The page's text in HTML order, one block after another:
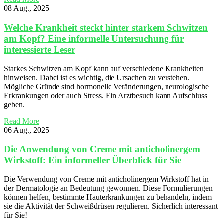
08 Aug., 2025
Welche Krankheit steckt hinter starkem Schwitzen
am Kopf? Eine informelle Untersuchung für
interessierte Leser
Starkes Schwitzen am Kopf kann auf verschiedene Krankheiten
hinweisen. Dabei ist es wichtig, die Ursachen zu verstehen.
Mögliche Gründe sind hormonelle Veränderungen, neurologische
Erkrankungen oder auch Stress. Ein Arztbesuch kann Aufschluss
geben.
Read More
06 Aug., 2025
Die Anwendung von Creme mit anticholinergem
Wirkstoff: Ein informeller Überblick für Sie
Die Verwendung von Creme mit anticholinergem Wirkstoff hat in
der Dermatologie an Bedeutung gewonnen. Diese Formulierungen
können helfen, bestimmte Hauterkrankungen zu behandeln, indem
sie die Aktivität der Schweißdrüsen regulieren. Sicherlich interessant
für Sie!